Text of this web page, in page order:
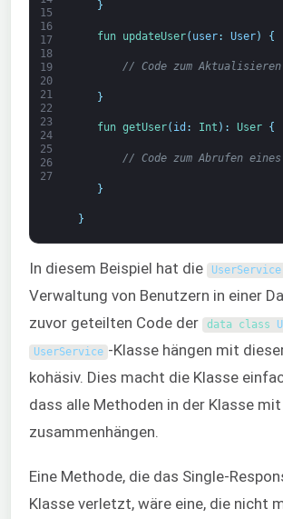
15
16
17
18
19
20
21
22
23
24
25
26
27
}
fun updateUser( user: User) {
// Code zum
}
fun getUser( id : Int ) : User {
// Code zum Abrufen
}
}
In diesem Beispiel hat die UserService
Verwaltung von Benutzern in einer
zuvor geteilten Code der
data class
UserService -Klasse hängen mit
kohäsiv. Dies macht die Klasse
dass alle Methoden in der Klasse
zusammenhängen.
Eine Methode, die das Single-
Klasse verletzt, wäre eine, die nicht